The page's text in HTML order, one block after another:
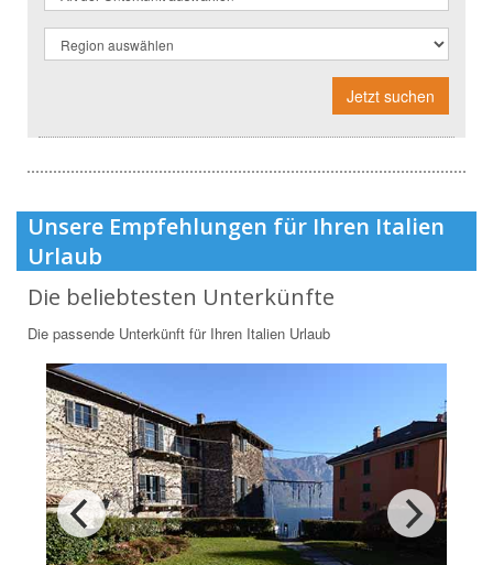
Jetzt suchen
Unsere Empfehlungen für Ihren Italien
Urlaub
Die beliebtesten Unterkünfte
Die passende Unterkünft für Ihren Italien Urlaub